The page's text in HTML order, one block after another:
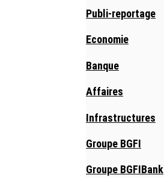
Publi-reportage
Economie
Banque
Affaires
Infrastructures
Groupe BGFI
Groupe BGFIBank